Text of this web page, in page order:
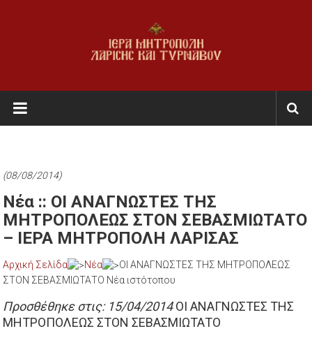
Ι.Μ.
Λαρίσης
Τυρνάβου
Εκκλησία
της
Ελλάδος
(08/08/2014)
Νέα :: ΟΙ ΑΝΑΓΝΩΣΤΕΣ ΤΗΣ
ΜΗΤΡΟΠΟΛΕΩΣ ΣΤΟΝ ΣΕΒΑΣΜΙΩΤΑΤΟ
– ΙΕΡΑ ΜΗΤΡΟΠΟΛΗ ΛΑΡΙΣΑΣ
Αρχική Σελίδα Νέα
ΟΙ ΑΝΑΓΝΩΣΤΕΣ ΤΗΣ ΜΗΤΡΟΠΟΛΕΩΣ
ΣΤΟΝ ΣΕΒΑΣΜΙΩΤΑΤΟ Νέα ιστότοπου
Προσθέθηκε στις: 15/04/2014ΟΙ ΑΝΑΓΝΩΣΤΕΣ ΤΗΣ
ΜΗΤΡΟΠΟΛΕΩΣ ΣΤΟΝ ΣΕΒΑΣΜΙΩΤΑΤΟ